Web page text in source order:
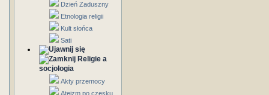
Dzień Zaduszny
Etnologia religii
Kult słońca
Sati
Religie a
socjologia
Akty przemocy
Ateizm po czesku